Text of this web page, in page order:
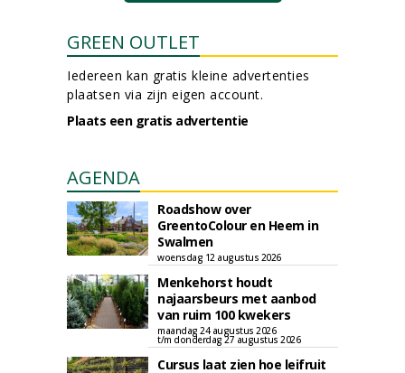
GREEN OUTLET
Iedereen kan gratis kleine advertenties
plaatsen via zijn eigen account.
Plaats een gratis advertentie
AGENDA
Roadshow over
GreentoColour en Heem in
Swalmen
woensdag 12 augustus 2026
Menkehorst houdt
najaarsbeurs met aanbod
van ruim 100 kwekers
maandag 24 augustus 2026
t/m donderdag 27 augustus 2026
Cursus laat zien hoe leifruit